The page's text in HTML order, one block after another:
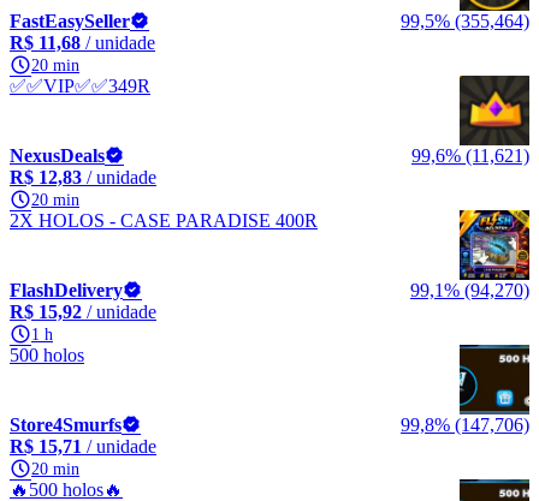
FastEasySeller
99,5% (355,464)
R$ 11,68 / unidade
20 min
✅✅VIP✅✅349R
NexusDeals
99,6% (11,621)
R$ 12,83 / unidade
20 min
2X HOLOS - CASE PARADISE 400R
FlashDelivery
99,1% (94,270)
R$ 15,92 / unidade
1 h
500 holos
Store4Smurfs
99,8% (147,706)
R$ 15,71 / unidade
20 min
🔥500 holos🔥